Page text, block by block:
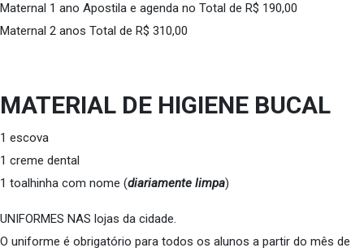
Maternal 1 ano Apostila e agenda no Total de R$ 190,00
Maternal 2 anos Total de R$ 310,00
MATERIAL DE HIGIENE BUCAL
1 escova
1 creme dental
1 toalhinha com nome (diariamente limpa)
UNIFORMES NAS lojas da cidade.
O uniforme é obrigatório para todos os alunos a partir do mês de